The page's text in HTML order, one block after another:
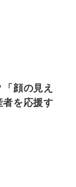
顔の見え
を応援す